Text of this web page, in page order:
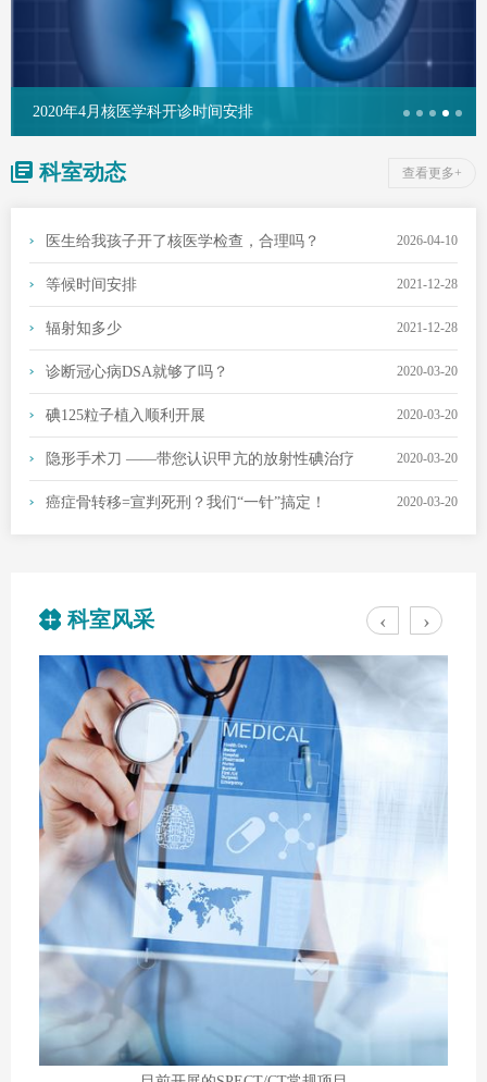
2020年4月核医学科开诊时间安排
查看更多+
科室动态
2026-04-10
医生给我孩子开了核医学检查，合理吗？
2021-12-28
等候时间安排
2021-12-28
辐射知多少
2020-03-20
诊断冠心病DSA就够了吗？
2020-03-20
碘125粒子植入顺利开展
2020-03-20
隐形手术刀 ——带您认识甲亢的放射性碘治疗
2020-03-20
癌症骨转移=宣判死刑？我们“一针”搞定！
科室风采 ‹ ›